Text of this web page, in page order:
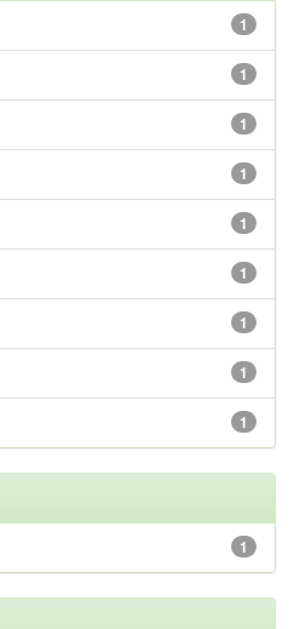
1
1
1
1
1
1
1
1
1
1